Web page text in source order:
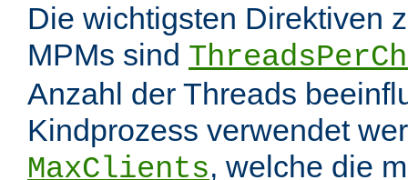
Die wichtigsten Direktiven
MPMs sind
Anzahl der Threads
Kindprozess verwendet
MaxClients, welche die